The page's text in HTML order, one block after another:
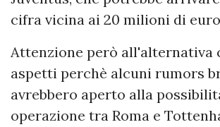
cifra vicina ai 20 milioni di
Attenzione però all'alternativa
aspetti perchè alcuni rumors
avrebbero aperto alla
operazione tra Roma e